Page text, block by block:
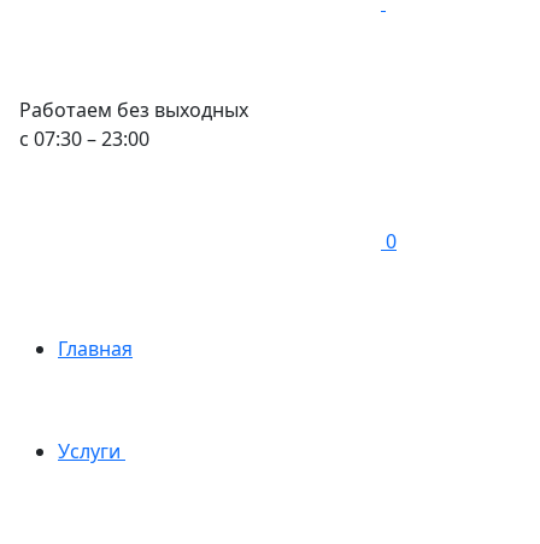
Работаем без выходных
с 07:30 – 23:00
0
Главная
Услуги